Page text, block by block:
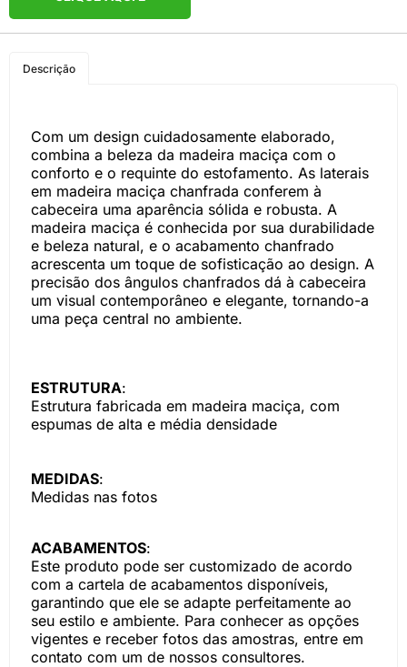
Descrição
Com um design cuidadosamente elaborado,
combina a beleza da madeira maciça com o
conforto e o requinte do estofamento. As laterais
em madeira maciça chanfrada conferem à
cabeceira uma aparência sólida e robusta. A
madeira maciça é conhecida por sua durabilidade
e beleza natural, e o acabamento chanfrado
acrescenta um toque de sofisticação ao design. A
precisão dos ângulos chanfrados dá à cabeceira
um visual contemporâneo e elegante, tornando-a
uma peça central no ambiente.
ESTRUTURA:
Estrutura fabricada em madeira maciça, com
espumas de alta e média densidade
MEDIDAS:
Medidas nas fotos
ACABAMENTOS:
Este produto pode ser customizado de acordo
com a cartela de acabamentos disponíveis,
garantindo que ele se adapte perfeitamente ao
seu estilo e ambiente. Para conhecer as opções
vigentes e receber fotos das amostras, entre em
contato com um de nossos consultores.